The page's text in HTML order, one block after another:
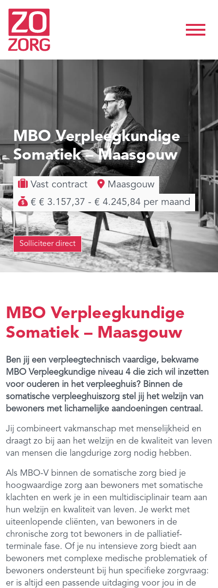
MBO Verpleegkundige
Somatiek – Maasgouw
Vast contract
Maasgouw
€ € 3.157,37 - € 4.245,84 per maand
Solliciteer direct
MBO Verpleegkundige
Somatiek – Maasgouw
Ben jij een verpleegtechnisch vaardige, bekwame
MBO Verpleegkundige niveau 4 die zich wil inzetten
voor ouderen in het verpleeghuis? Binnen de
somatische verpleeghuiszorg stel jij het welzijn van
bewoners met lichamelijke aandoeningen centraal.
Jij combineert vakmanschap met menselijkheid en
draagt zo bij aan het welzijn en de kwaliteit van leven
van mensen die langdurige zorg nodig hebben.
Als MBO-V binnen de somatische zorg bied je
hoogwaardige zorg aan bewoners met somatische
klachten en werk je in een multidisciplinair team aan
hun welzijn en kwaliteit van leven. Je werkt met
uiteenlopende cliënten, van bewoners in de
chronische zorg tot bewoners in de palliatief-
terminale fase. Of je nu intensieve zorg biedt aan
bewoners met complexe medische problematiek of
bewoners ondersteunt bij hun specifieke zorgvraag:
er is altijd een passende uitdaging voor jou in de